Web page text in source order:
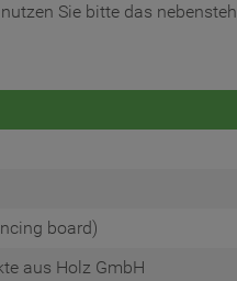
Sie bitte das
board)
aus Holz GmbH